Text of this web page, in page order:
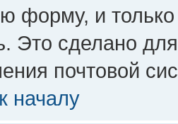
форму, и
Это сделано
почтовой
началу